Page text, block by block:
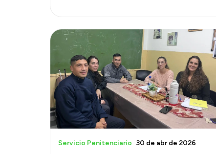
Servicio Penitenciario 30 de abr de 2026